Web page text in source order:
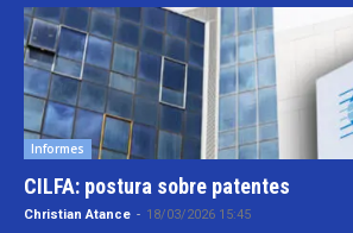
Informes
CILFA: postura sobre patentes
Christian Atance - 18/03/2026 15:45